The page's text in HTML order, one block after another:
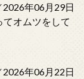
2026年06月29日
てオムツをして
2026年06月22日